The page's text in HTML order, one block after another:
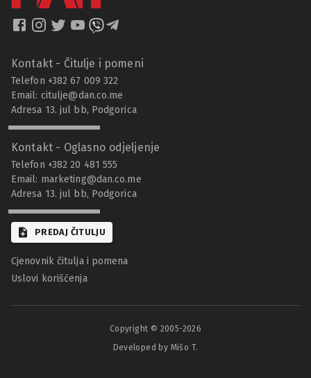
Kontakt - Čitulje i pomeni
Telefon +382 67 009 322
Email: citulje@dan.co.me
Adresa 13. jul bb, Podgorica
Kontakt - Oglasno odjeljenje
Telefon +382 20 481 555
Email: marketing@dan.co.me
Adresa 13. jul bb, Podgorica
PREDAJ ČITULJU
Cjenovnik čitulja i pomena
Uslovi korišćenja
Copyright © 2005-2026
Developed by Mišo T.